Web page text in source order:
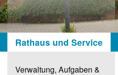
Rathaus und Service
Verwaltung, Aufgaben &